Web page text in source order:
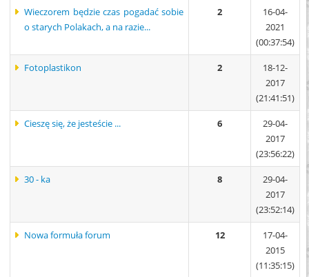
Wieczorem będzie czas pogadać sobie
o starych Polakach, a na razie...
2
16-04-
2021
(00:37:54)
Fotoplastikon 2
18-12-
2017
(21:41:51)
Cieszę się, że jesteście ... 6
29-04-
2017
(23:56:22)
30 - ka 8
29-04-
2017
(23:52:14)
Nowa formuła forum 12
17-04-
2015
(11:35:15)